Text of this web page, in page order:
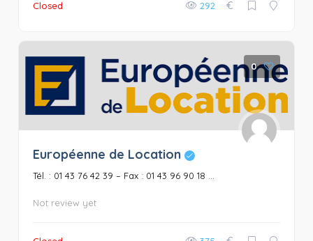
Closed 292 €
0
Européenne de Location
Tél. : 01 43 76 42 39 – Fax : 01 43 96 90 18 ...
Not review yet